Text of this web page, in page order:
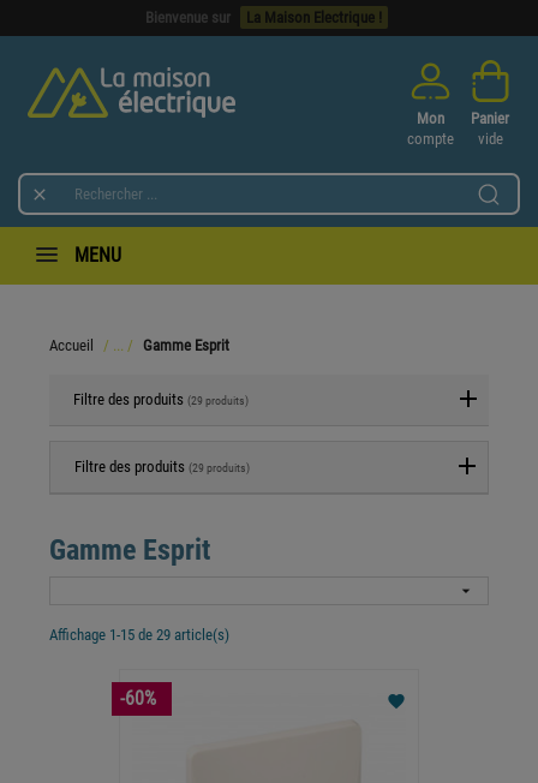
Bienvenue sur La Maison Electrique !

Mon
compte
Panier
vide
MENU
Accueil Gamme Esprit
Filtre des produits (29 produits)
Filtre des produits (29 produits)
Gamme Esprit

Affichage 1-15 de 29 article(s)
favorite
-60%